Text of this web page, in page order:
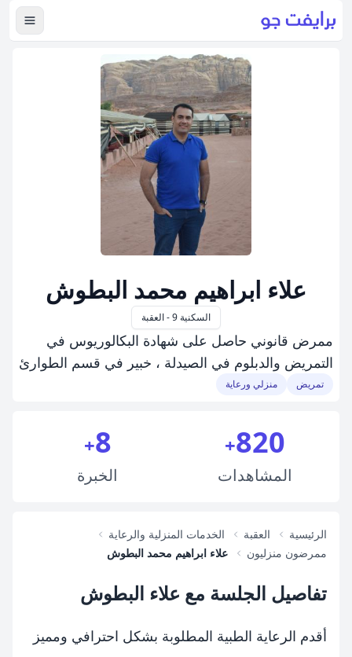
عرض
علاء ابراهيم محمد البطوش
السكنية 9 - العقبة
ممرض قانوني حاصل على شهادة البكالوريوس في
التمريض والدبلوم في الصيدلة ، خبير في قسم الطوارئ
تمريض منزلي ورعاية
820
+
المشاهدات
8
+
الخبرة
الرئيسية العقبة
الخدمات المنزلية والرعاية
ممرضون منزليون
علاء ابراهيم محمد البطوش
تفاصيل الجلسة مع علاء البطوش
أقدم الرعاية الطبية المطلوبة بشكل احترافي ومميز